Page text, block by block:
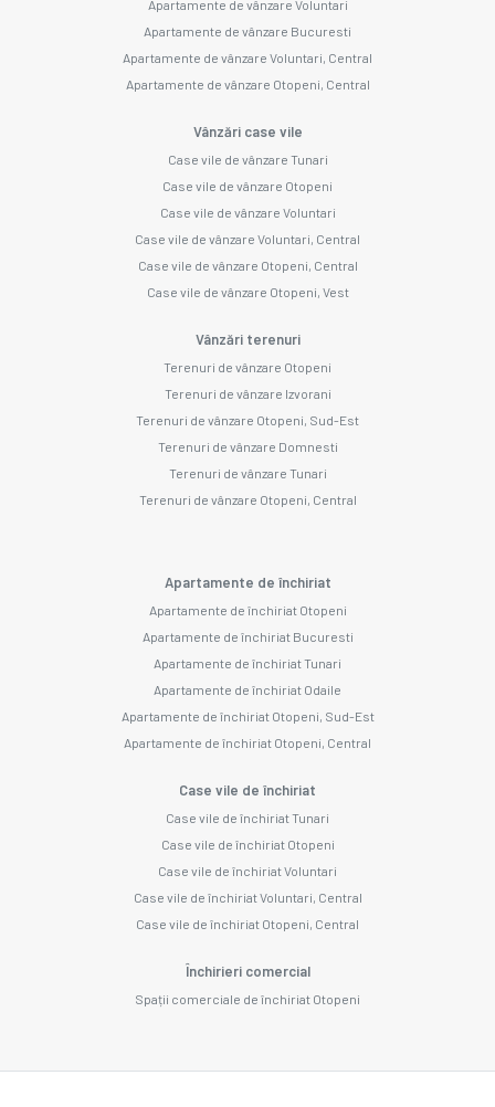
Apartamente de vânzare Voluntari
Apartamente de vânzare Bucuresti
Apartamente de vânzare Voluntari, Central
Apartamente de vânzare Otopeni, Central
Vânzări case vile
Case vile de vânzare Tunari
Case vile de vânzare Otopeni
Case vile de vânzare Voluntari
Case vile de vânzare Voluntari, Central
Case vile de vânzare Otopeni, Central
Case vile de vânzare Otopeni, Vest
Vânzări terenuri
Terenuri de vânzare Otopeni
Terenuri de vânzare Izvorani
Terenuri de vânzare Otopeni, Sud-Est
Terenuri de vânzare Domnesti
Terenuri de vânzare Tunari
Terenuri de vânzare Otopeni, Central
Apartamente de închiriat
Apartamente de închiriat Otopeni
Apartamente de închiriat Bucuresti
Apartamente de închiriat Tunari
Apartamente de închiriat Odaile
Apartamente de închiriat Otopeni, Sud-Est
Apartamente de închiriat Otopeni, Central
Case vile de închiriat
Case vile de închiriat Tunari
Case vile de închiriat Otopeni
Case vile de închiriat Voluntari
Case vile de închiriat Voluntari, Central
Case vile de închiriat Otopeni, Central
Închirieri comercial
Spații comerciale de închiriat Otopeni